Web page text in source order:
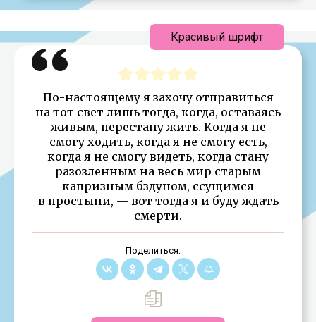
По-настоящему я захочу отправиться
на тот свет лишь тогда, когда, оставаясь
живым, перестану жить. Когда я не
смогу ходить, когда я не смогу есть,
когда я не смогу видеть, когда стану
разозленным на весь мир старым
капризным бздуном, ссущимся
в простыни, — вот тогда я и буду ждать
смерти.
Поделиться:
Красивый шрифт